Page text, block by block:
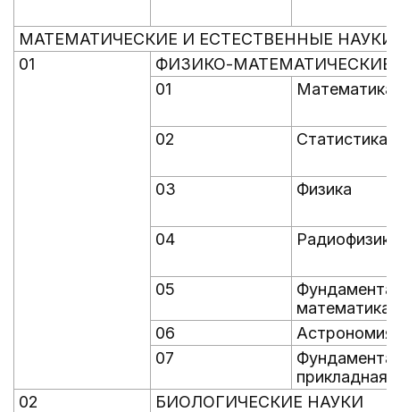
МАТЕМАТИЧЕСКИЕ И ЕСТЕСТВЕННЫЕ НАУКИ
01
ФИЗИКО-МАТЕМАТИЧЕСКИЕ
01
Математика
02 Статистика
03 Физика
04 Радиофизика
05
математика
06
Астрономия
07
прикладная
02
БИОЛОГИЧЕСКИЕ НАУКИ